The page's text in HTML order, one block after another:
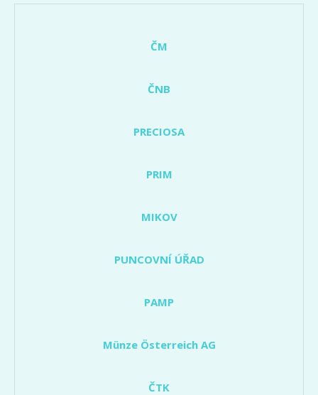
ČM
ČNB
PRECIOSA
PRIM
MIKOV
PUNCOVNÍ ÚŘAD
PAMP
Münze Österreich AG
ČTK